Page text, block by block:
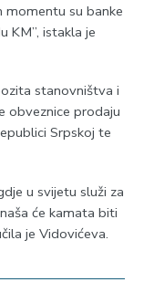
momentu su banke
KM”, istakla je
stanovništva i
obveznice prodaju
Srpskoj te
u svijetu služi za
će kamata biti
je Vidovićeva.